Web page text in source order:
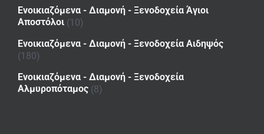
Ενοικιαζόμενα - Διαμονή - Ξενοδοχεία Άγιοι
Αποστόλοι (10)
Ενοικιαζόμενα - Διαμονή - Ξενοδοχεία Αιδηψός
(180)
Ενοικιαζόμενα - Διαμονή - Ξενοδοχεία
Αλμυροπόταμος (8)